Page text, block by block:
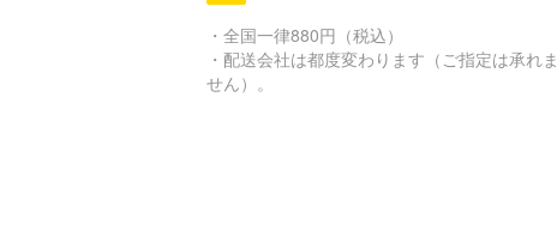
・全国一律880円（税込）
・配送会社は都度変わります（ご指定は承れま
せん）。